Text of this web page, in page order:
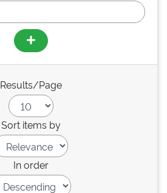
Results/Page
Sort items by
In order